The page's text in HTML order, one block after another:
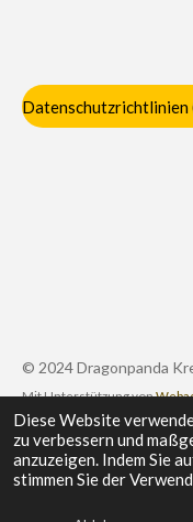
Diese Website
zu verbessern und
anzuzeigen. Indem Sie
stimmen Sie der
Datenschutzrichtlinien
© 2024 Dragonpanda
Mit Unterstützung von